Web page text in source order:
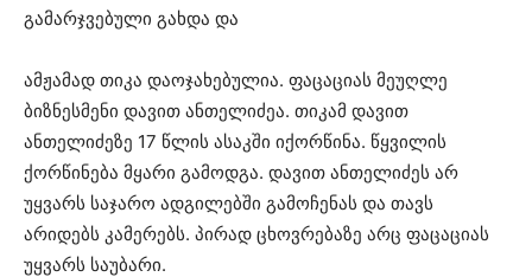
გამარჯვებული გახდა და
ამჟამად თიკა დაოჯახებულია. ფაცაციას მეუღლე
ბიზნესმენი დავით ანთელიძეა. თიკამ დავით
ანთელიძეზე 17 წლის ასაკში იქორწინა. წყვილის
ქორწინება მყარი გამოდგა. დავით ანთელიძეს არ
უყვარს საჯარო ადგილებში გამოჩენას და თავს
არიდებს კამერებს. პირად ცხოვრებაზე არც ფაცაციას
უყვარს საუბარი.